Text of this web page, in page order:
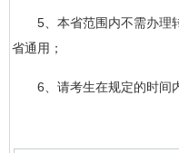
5、本省范围内不需办理
省通用；
6、请考生在规定的时间